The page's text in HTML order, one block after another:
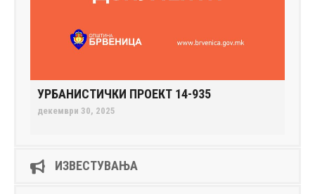
УРБАНИСТИЧКИ ПРОЕКТ 14-935
декември 30, 2025
ИЗВЕСТУВАЊА